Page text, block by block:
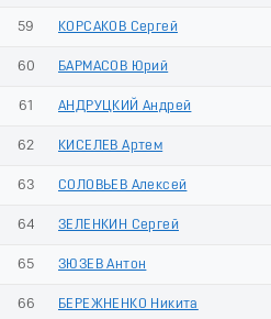
59 КОРСАКОВ Сергей
60 БАРМАСОВ Юрий
61 АНДРУЦКИЙ Андрей
62 КИСЕЛЕВ Артем
63 СОЛОВЬЕВ Алексей
64 ЗЕЛЕНКИН Сергей
65 ЗЮЗЕВ Антон
66 БЕРЕЖНЕНКО Никита